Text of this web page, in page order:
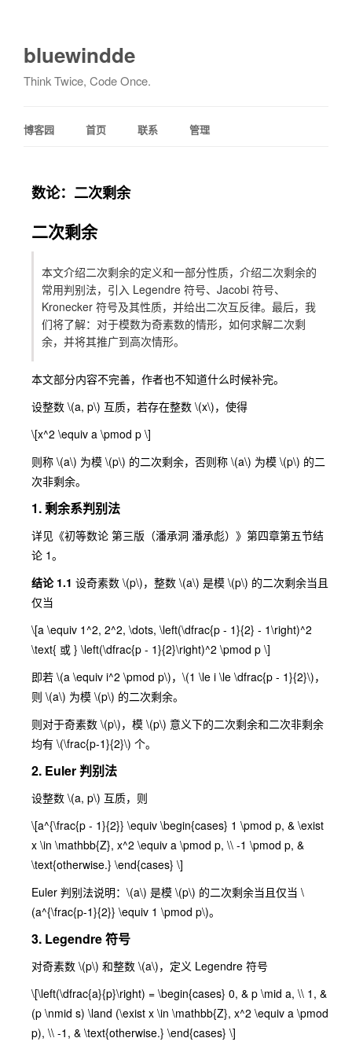
bluewindde
Think Twice, Code Once.
博客园 首页 联系 管理
数论：二次剩余
二次剩余
本文介绍二次剩余的定义和一部分性质，介绍二次剩余的
常用判别法，引入 Legendre 符号、Jacobi 符号、
Kronecker 符号及其性质，并给出二次互反律。最后，我
们将了解：对于模数为奇素数的情形，如何求解二次剩
余，并将其推广到高次情形。
本文部分内容不完善，作者也不知道什么时候补完。
设整数 \(a, p\) 互质，若存在整数 \(x\)，使得
\[x^2 \equiv a \pmod p \]
则称 \(a\) 为模 \(p\) 的二次剩余，否则称 \(a\) 为模 \(p\) 的二
次非剩余。
1. 剩余系判别法
详见《初等数论 第三版（潘承洞 潘承彪）》第四章第五节结
论 1。
结论 1.1 设奇素数 \(p\)，整数 \(a\) 是模 \(p\) 的二次剩余当且
仅当
\[a \equiv 1^2, 2^2, \dots, \left(\dfrac{p - 1}{2} - 1\right)^2
\text{ 或 } \left(\dfrac{p - 1}{2}\right)^2 \pmod p \]
即若 \(a \equiv i^2 \pmod p\)， \(1 \le i \le \dfrac{p - 1}{2}\)，
则 \(a\) 为模 \(p\) 的二次剩余。
则对于奇素数 \(p\)，模 \(p\) 意义下的二次剩余和二次非剩余
均有 \(\frac{p-1}{2}\) 个。
2. Euler 判别法
设整数 \(a, p\) 互质，则
\[a^{\frac{p - 1}{2}} \equiv \begin{cases} 1 \pmod p, & \exist
x \in \mathbb{Z}, x^2 \equiv a \pmod p, \\ -1 \pmod p, &
\text{otherwise.} \end{cases} \]
Euler 判别法说明： \(a\) 是模 \(p\) 的二次剩余当且仅当 \
(a^{\frac{p-1}{2}} \equiv 1 \pmod p\)。
3. Legendre 符号
对奇素数 \(p\) 和整数 \(a\)，定义 Legendre 符号
\[\left(\dfrac{a}{p}\right) = \begin{cases} 0, & p \mid a, \\ 1, &
(p \nmid s) \land (\exist x \in \mathbb{Z}, x^2 \equiv a \pmod
p), \\ -1, & \text{otherwise.} \end{cases} \]